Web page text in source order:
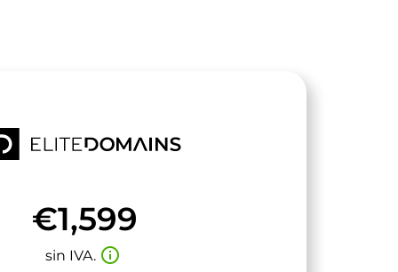
€1,599
sin IVA. info_outline